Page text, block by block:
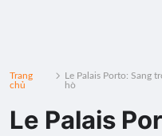
Trang
chủ
Le Palais Porto: Sang
hò
Le Palais